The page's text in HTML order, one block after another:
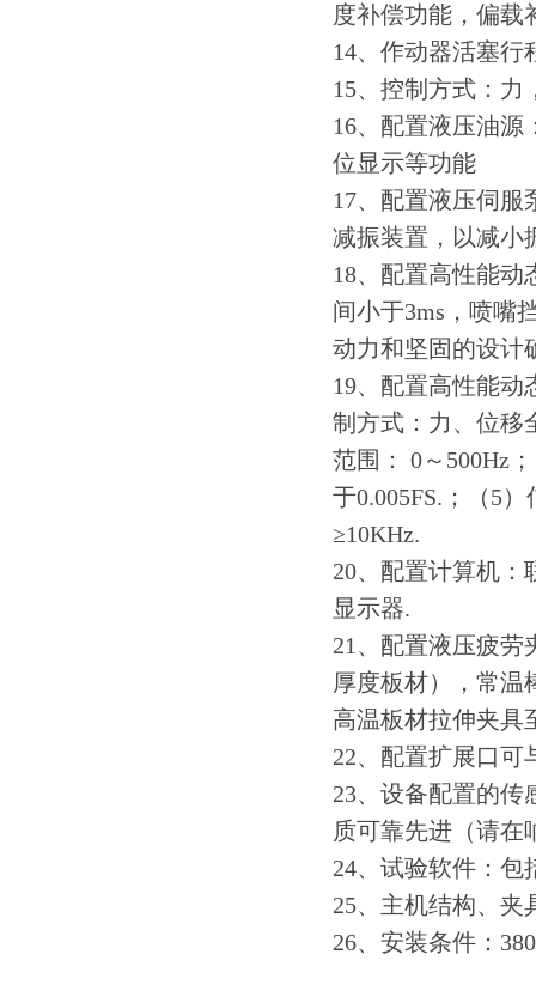
度补偿功能，偏载
14、作动器活塞行
15、控制方式：力
16、配置液压油
位显示等功能
17、配置液压伺
减振装置，以减小
18、配置高性能动
间小于3ms，喷嘴
动力和坚固的设计
19、配置高性能
制方式：力、位移
范围： 0～500Hz
于0.005FS.；（5
≥10KHz.
20、配置计算机：
显示器.
21、配置液压疲劳
厚度板材），常温
高温板材拉伸夹具
22、配置扩展口可
23、设备配置的传
质可靠先进（请在
24、试验软件：包
25、主机结构、夹
26、安装条件：